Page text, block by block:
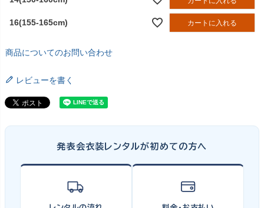
16(155-165cm) カートに入れる
商品についてのお問い合わせ
レビューを書く
発表会衣装レンタルが初めての方へ